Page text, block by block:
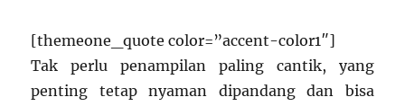
[themeone_quote color=”accent-color1″]
Tak perlu penampilan paling cantik, yang
penting tetap nyaman dipandang dan bisa